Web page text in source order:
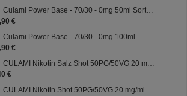
Culami Power Base - 70/30 - 0mg 50ml Sorte: 70/30
€
Culami Power Base - 70/30 - 0mg 100ml
€
CULAMI Nikotin Salz Shot 50PG/50VG 20 mg/ml Sorte: 50PG/50VG
€
CULAMI Nikotin Shot 50PG/50VG 20 mg/ml Sorte: 50PG/50VG